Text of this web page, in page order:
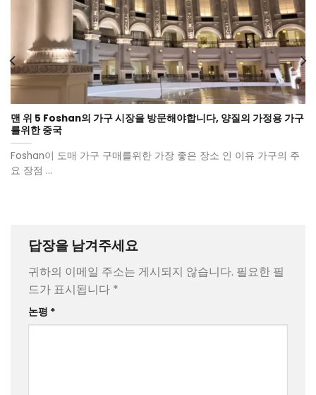
맨 위 5 Foshan의 가구 시장을 방문해야합니다, 양질의 가정용 가구
를위한 중국
Foshan이 도매 가구 구매를위한 가장 좋은 장소 인 이유 가구의 주
요 장점 ...
답장을 남겨주세요
귀하의 이메일 주소는 게시되지 않습니다. 필요한 필
드가 표시됩니다 *
논평 *